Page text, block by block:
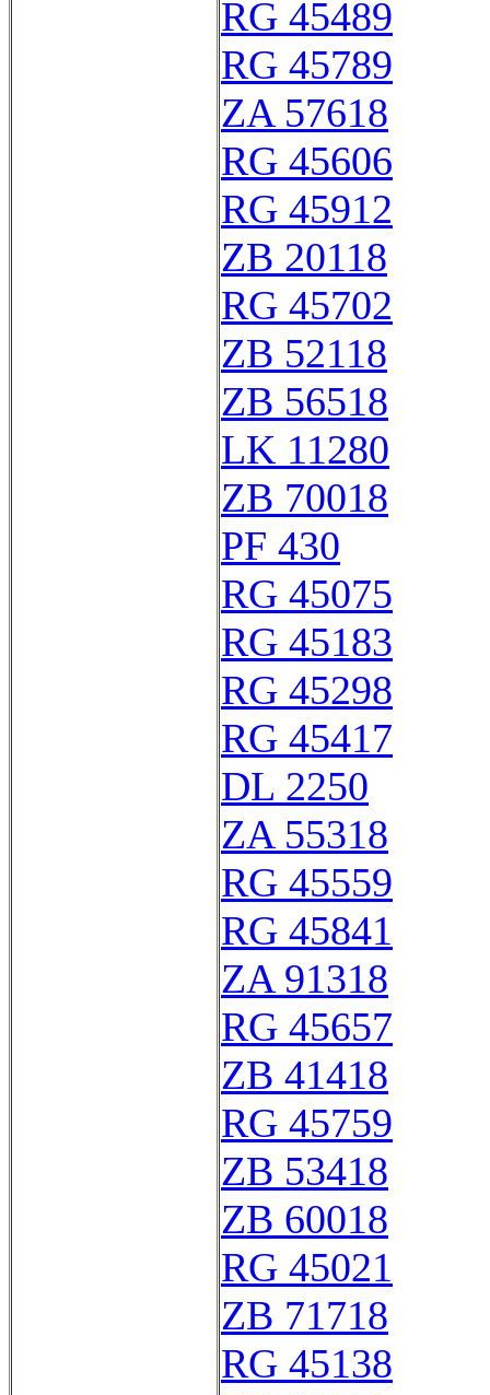
RG 45489
RG 45789
ZA 57618
RG 45606
RG 45912
ZB 20118
RG 45702
ZB 52118
ZB 56518
LK 11280
ZB 70018
PF 430
RG 45075
RG 45183
RG 45298
RG 45417
DL 2250
ZA 55318
RG 45559
RG 45841
ZA 91318
RG 45657
ZB 41418
RG 45759
ZB 53418
ZB 60018
RG 45021
ZB 71718
RG 45138